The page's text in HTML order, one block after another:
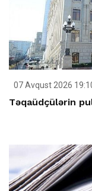
07 Avqust 2026
Təqaüdçülərin